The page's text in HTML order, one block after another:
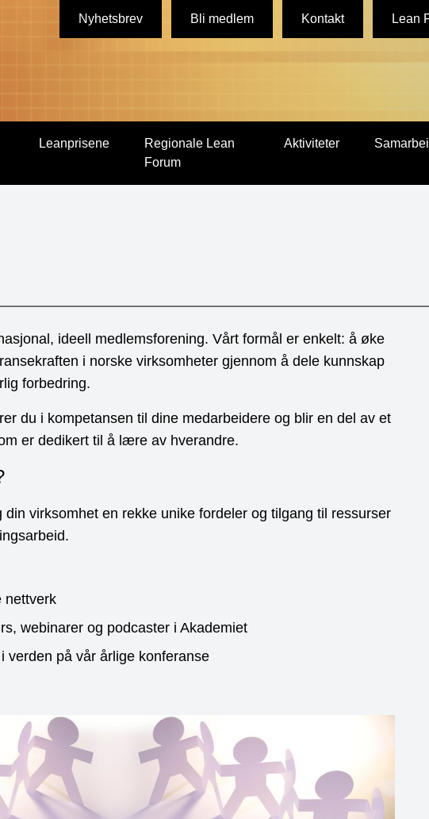
Nyhetsbrev Bli medlem Kontakt Lean
Leanprisene
Regionale Lean
Forum
Aktiviteter
ideell medlemsforening. Vårt formål er enkelt: å øke
i norske virksomheter gjennom å dele kunnskap
forbedring.
du i kompetansen til dine medarbeidere og blir en del av et
er dedikert til å lære av hverandre.
din virksomhet en rekke unike fordeler og tilgang til ressurser
nettverk
webinarer og podcaster i Akademiet
verden på vår årlige konferanse